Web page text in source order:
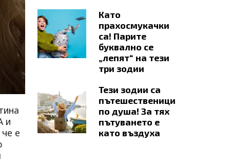
и
е
Като
прахосмукачки
са! Парите
буквално се
„лепят“ на тези
три зодии
Тези зодии са
пътешественици
по душа! За тях
пътуването е
като въздуха